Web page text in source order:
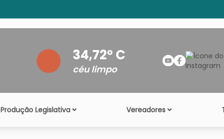
34,72º C
céu limpo
Produção Legislativa Vereadores